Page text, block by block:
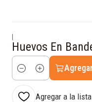
Huevos En
Cantidad
Agregar a la